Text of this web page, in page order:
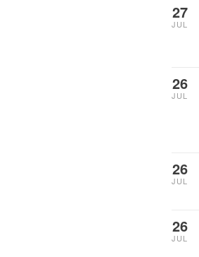
27
JUL
26
JUL
26
JUL
26
JUL